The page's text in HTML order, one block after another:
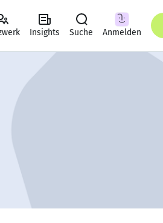
Insights Suche Anmelden